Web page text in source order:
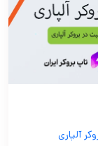
آلپاری